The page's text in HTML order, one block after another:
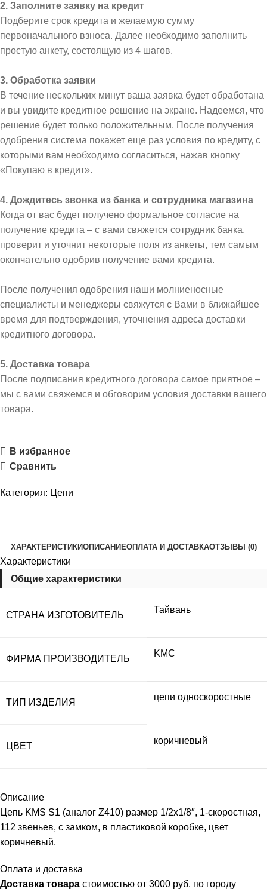
2. Заполните заявку на кредит
Подберите срок кредита и желаемую сумму
первоначального взноса. Далее необходимо заполнить
простую анкету, состоящую из 4 шагов.
3. Обработка заявки
В течение нескольких минут ваша заявка будет обработана
и вы увидите кредитное решение на экране. Надеемся, что
решение будет только положительным. После получения
одобрения система покажет еще раз условия по кредиту, с
которыми вам необходимо согласиться, нажав кнопку
«Покупаю в кредит».
4. Дождитесь звонка из банка и сотрудника магазина
Когда от вас будет получено формальное согласие на
получение кредита – с вами свяжется сотрудник банка,
проверит и уточнит некоторые поля из анкеты, тем самым
окончательно одобрив получение вами кредита.
После получения одобрения наши молниеносные
специалисты и менеджеры свяжутся с Вами в ближайшее
время для подтверждения, уточнения адреса доставки
кредитного договора.
5. Доставка товара
После подписания кредитного договора самое приятное –
мы с вами свяжемся и обговорим условия доставки вашего
товара.
В избранное
Сравнить
Категория: Цепи
ХАРАКТЕРИСТИКИОПИСАНИЕОПЛАТА И ДОСТАВКАОТЗЫВЫ (0)
Характеристики
Общие характеристики
СТРАНА ИЗГОТОВИТЕЛЬ
Тайвань
ФИРМА ПРОИЗВОДИТЕЛЬ
KMC
ТИП ИЗДЕЛИЯ
цепи односкоростные
ЦВЕТ
коричневый
Описание
Цепь KMS S1 (аналог Z410) размер 1/2х1/8″, 1-скоростная,
112 звеньев, с замком, в пластиковой коробке, цвет
коричневый.
Оплата и доставка
Доставка товара стоимостью от 3000 руб. по городу